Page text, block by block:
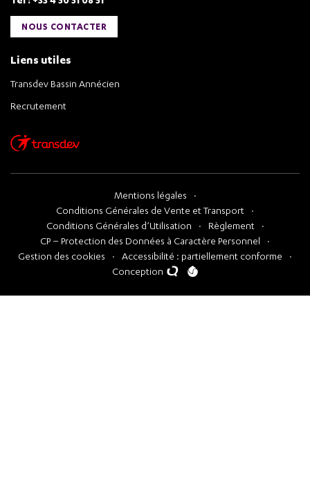
NOUS CONTACTER
Liens utiles
Transdev Bassin Annécien
Recrutement
Mentions légales
Conditions Générales de Vente et Transport
Conditions Générales d’Utilisation
Règlement
CP – Protection des Données à Caractère Personnel
Gestion des cookies
Accessibilité : partiellement conforme
Conception